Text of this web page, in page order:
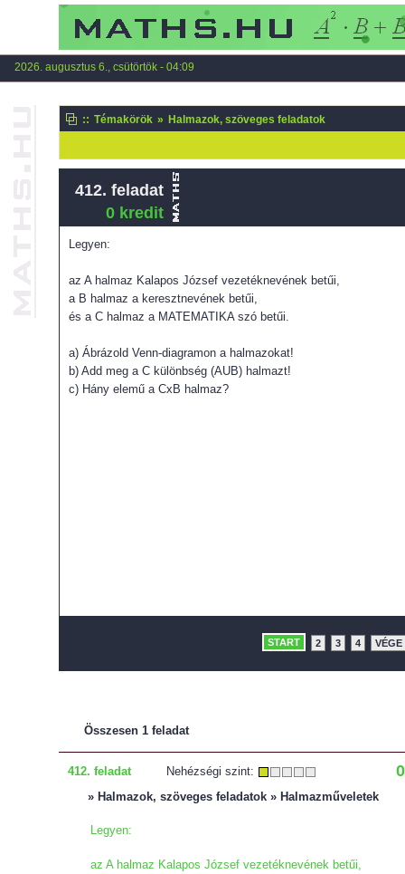
2026. augusztus 6., csütörtök - 04:09
:: Témakörök » Halmazok, szöveges feladatok
412. feladat
0 kredit
Legyen:
az A halmaz Kalapos József vezetéknevének betűi,
a B halmaz a keresztnevének betűi,
és a C halmaz a MATEMATIKA szó betűi.
a) Ábrázold Venn-diagramon a halmazokat!
b) Add meg a C különbség (AUB) halmazt!
c) Hány elemű a CxB halmaz?
START 2 3 4 VÉGE
Összesen 1 feladat
412. feladat Nehézségi szint:
» Halmazok, szöveges feladatok » Halmazműveletek
Legyen:
az A halmaz Kalapos József vezetéknevének betűi,